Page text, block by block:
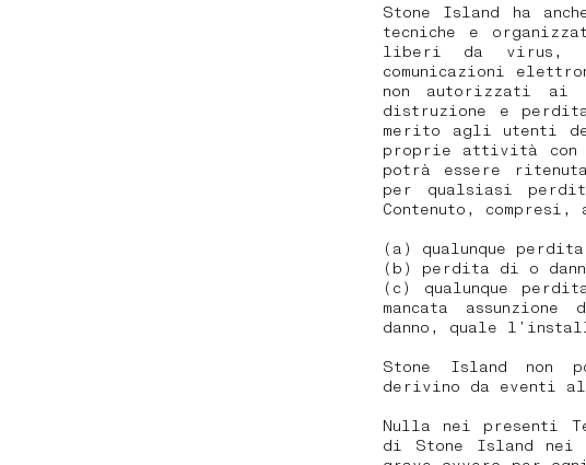
Stone Island ha
tecniche e
liberi da virus,
comunicazioni
non autorizzati ai
distruzione e
merito agli utenti
proprie attività con
potrà essere
per qualsiasi
Contenuto,
(a) qualunque
(b) perdita di o
(c) qualunque
mancata
danno, quale
Stone Island non
derivino da eventi
Nulla nei presenti
di Stone Island nei